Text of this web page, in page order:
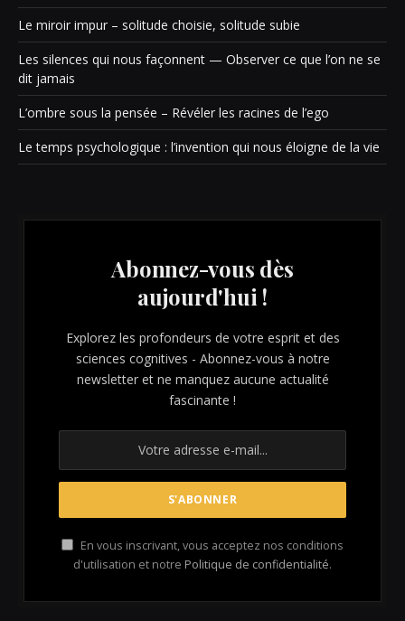
Le miroir impur – solitude choisie, solitude subie
Les silences qui nous façonnent — Observer ce que l’on ne se
dit jamais
L’ombre sous la pensée – Révéler les racines de l’ego
Le temps psychologique : l’invention qui nous éloigne de la vie
Abonnez-vous dès
aujourd'hui !
Explorez les profondeurs de votre esprit et des
sciences cognitives - Abonnez-vous à notre
newsletter et ne manquez aucune actualité
fascinante !
En vous inscrivant, vous acceptez nos conditions
d'utilisation et notre Politique de confidentialité.